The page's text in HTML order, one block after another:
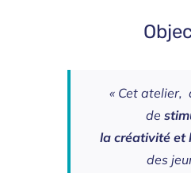
« Cet atelier,
de
la créativité et
des